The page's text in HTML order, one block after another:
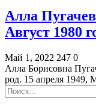
Алла
Август 1980
Май 1, 2022 247 0
Алла Борисовна
род. 15 апреля